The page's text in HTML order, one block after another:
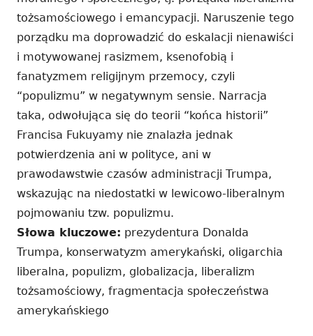
tożsamościowego i emancypacji. Naruszenie tego
porządku ma doprowadzić do eskalacji nienawiści
i motywowanej rasizmem, ksenofobią i
fanatyzmem religijnym przemocy, czyli
“populizmu” w negatywnym sensie. Narracja
taka, odwołująca się do teorii “końca historii”
Francisa Fukuyamy nie znalazła jednak
potwierdzenia ani w polityce, ani w
prawodawstwie czasów administracji Trumpa,
wskazując na niedostatki w lewicowo-liberalnym
pojmowaniu tzw. populizmu.
Słowa kluczowe: prezydentura Donalda
Trumpa, konserwatyzm amerykański, oligarchia
liberalna, populizm, globalizacja, liberalizm
tożsamościowy, fragmentacja społeczeństwa
amerykańskiego